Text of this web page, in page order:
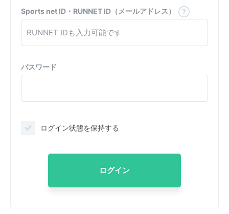
Sports net ID・RUNNET ID（メールアドレス）
パスワード
ログイン状態を保持する
ログイン